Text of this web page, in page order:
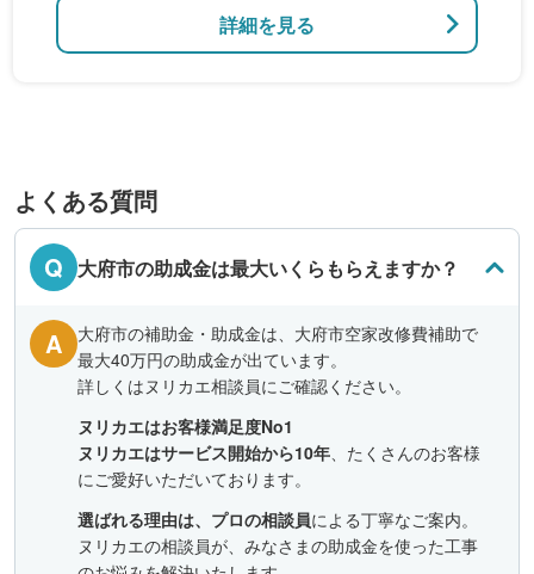
詳細を見る
よくある質問
Q
大府市の助成金は最大いくらもらえますか？
A
大府市の補助金・助成金は、大府市空家改修費補助で
最大40万円の助成金が出ています。
詳しくはヌリカエ相談員にご確認ください。
ヌリカエはお客様満足度No1
ヌリカエはサービス開始から10年、たくさんのお客様
にご愛好いただいております。
選ばれる理由は、プロの相談員による丁寧なご案内。
ヌリカエの相談員が、みなさまの助成金を使った工事